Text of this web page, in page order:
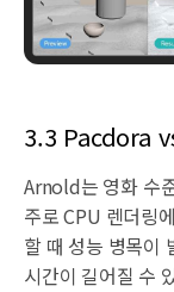
3.3 Pacdora
Arnold는 영화 수
주로 CPU 렌더링
할 때 성능 병목이
시간이 길어질 수